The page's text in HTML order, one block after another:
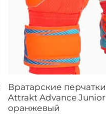
Вратарские
Attrakt Advance
оранжевый